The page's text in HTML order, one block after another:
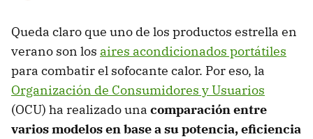
Queda claro que uno de los productos estrella en
verano son los aires acondicionados portátiles
para combatir el sofocante calor. Por eso, la
Organización de Consumidores y Usuarios
(OCU) ha realizado una comparación entre
varios modelos en base a su potencia, eficiencia